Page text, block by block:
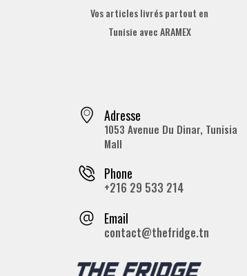
Vos articles livrés partout en
Tunisie avec ARAMEX
Adresse
1053 Avenue Du Dinar, Tunisia
Mall
Phone
+216 29 533 214
Email
contact@thefridge.tn